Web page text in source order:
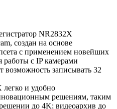
NR2832X
создан на основе
с применением новейших
работы с IP камерами
записывать 32
легко и удобно
решениям, таким
до 4K; видеоархив до